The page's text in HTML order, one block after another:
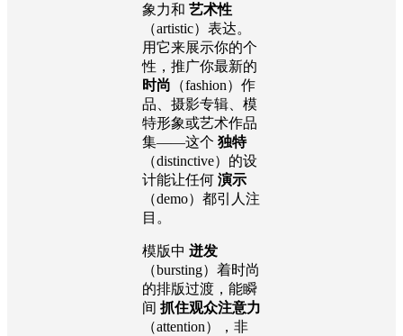
象力和 艺术性
（artistic）表达。
用它来展示你的个
性，推广你最新的
时尚 （fashion）作
品、摄影专辑、模
特形象或艺术作品
集——这个 独特
（distinctive）的设
计能让任何 演示
（demo）都引人注
目。
模版中 迸发
（bursting）着时尚
的排版过渡，能瞬
间 抓住观众注意力
（attention），非